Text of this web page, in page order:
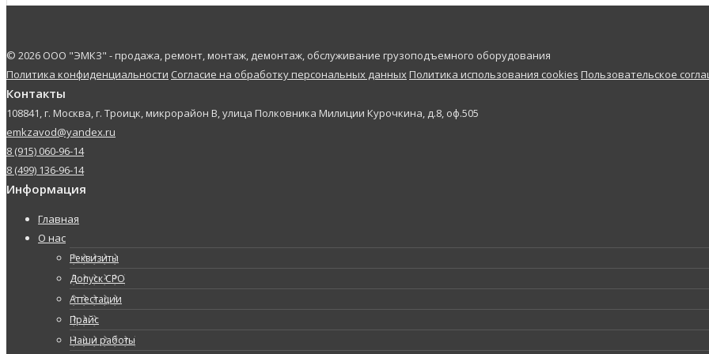
© 2026 ООО "ЭМКЗ" - продажа, ремонт, монтаж, демонтаж, обслуживание грузоподъемного оборудования
Политика конфиденциальности Согласие на обработку персональных данныхПолитика использования cookies Пользовательское
Контакты
108841, г. Москва, г. Троицк, микрорайон В, улица Полковника Милиции Курочкина, д.8, оф.505
emkzavod@yandex.ru
8 (915) 060-96-14
8 (499) 136-96-14
Информация
Главная
О нас
Реквизиты
Допуск СРО
Аттестации
Прайс
Наши работы